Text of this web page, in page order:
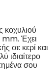
κοχυλιού
mm. Έχει
σε κερί και
ιδιαίτερο
σου